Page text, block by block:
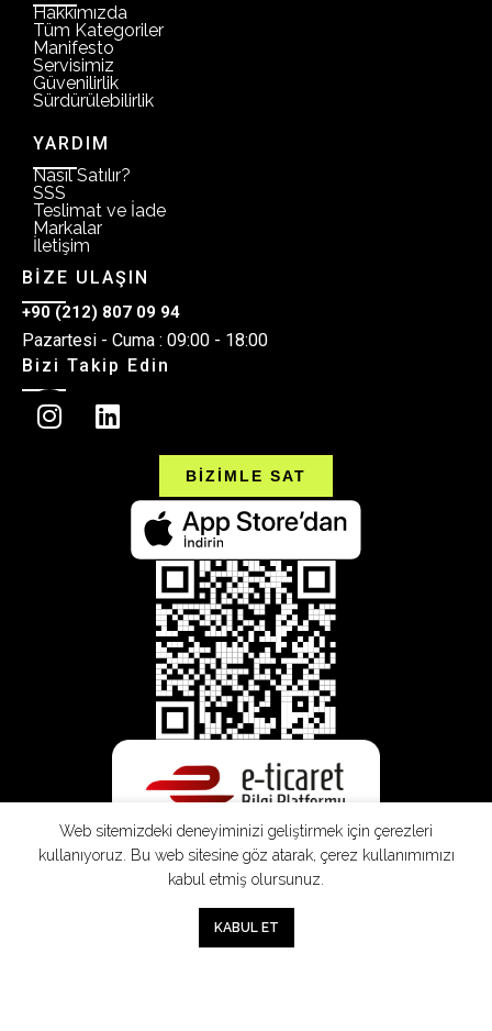
Hakkımızda
Tüm Kategoriler
Manifesto
Servisimiz
Güvenilirlik
Sürdürülebilirlik
YARDIM
Nasıl Satılır?
SSS
Teslimat ve İade
Markalar
İletişim
BİZE ULAŞIN
+90 (212) 807 09 94
Pazartesi - Cuma : 09:00 - 18:00
Bizi Takip Edin
BİZİMLE SAT
Web sitemizdeki deneyiminizi geliştirmek için çerezleri
kullanıyoruz. Bu web sitesine göz atarak, çerez kullanımımızı
kabul etmiş olursunuz.
KABUL ET
Sepet